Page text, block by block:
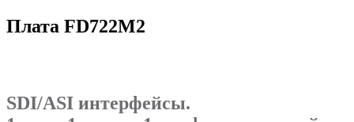
Плата FD722M2
SDI/ASI интерфейсы.